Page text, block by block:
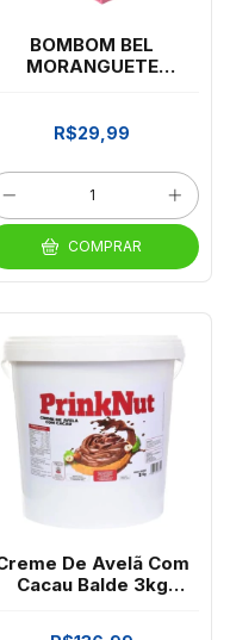
BOMBOM BEL
MORANGUETE
R$29,99
COMPRAR
De Avelã Com
Cacau Balde 3kg